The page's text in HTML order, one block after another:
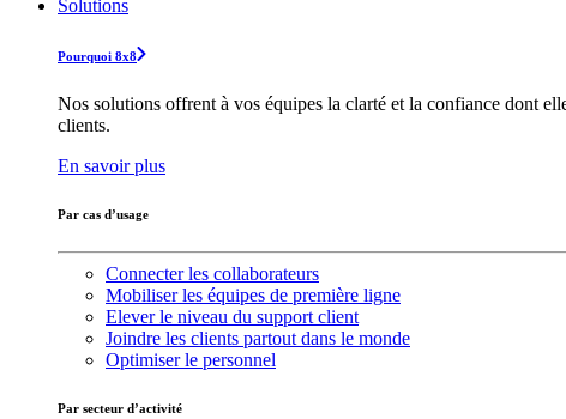
Solutions
Pourquoi 8x8
Nos solutions offrent à vos équipes la clarté et la confiance dont
clients.
En savoir plus
Par cas d’usage
Connecter les collaborateurs
Mobiliser les équipes de première ligne
Elever le niveau du support client
Joindre les clients partout dans le monde
Optimiser le personnel
Par secteur d’activité